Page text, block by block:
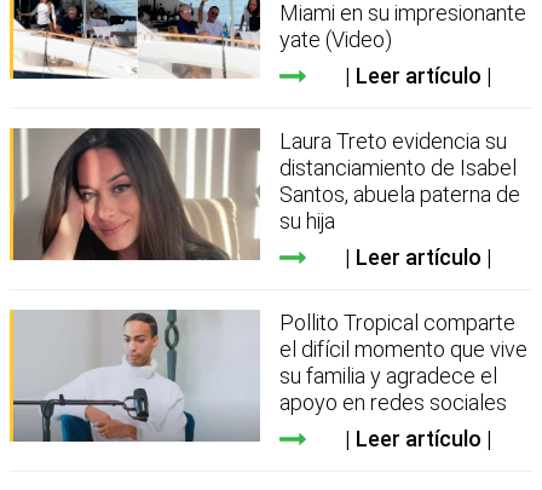
Miami en su impresionante
yate (Video)
Leer artículo
Laura Treto evidencia su
distanciamiento de Isabel
Santos, abuela paterna de
su hija
Leer artículo
Pollito Tropical comparte
el difícil momento que vive
su familia y agradece el
apoyo en redes sociales
Leer artículo